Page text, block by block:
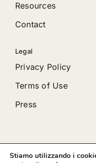
Resources
Contact
Legal
Privacy Policy
Terms of Use
Press
© 2012 - 2026 •Avada
Stiamo utilizzando i